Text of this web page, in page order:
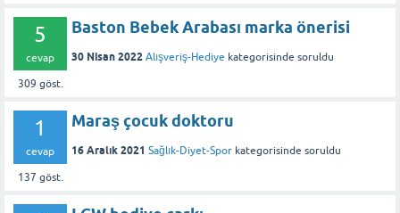
5
cevap
309 göst.
Baston Bebek Arabası marka önerisi
30 Nisan 2022 Alışveriş-Hediye kategorisinde soruldu
1
cevap
137 göst.
Maraş çocuk doktoru
16 Aralık 2021 Sağlık-Diyet-Spor kategorisinde soruldu